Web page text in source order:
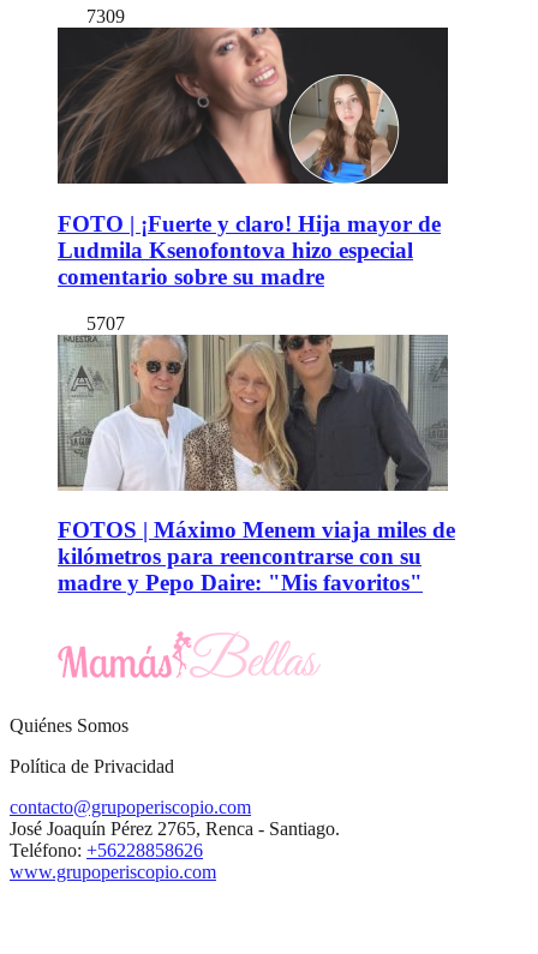
7309
FOTO | ¡Fuerte y claro! Hija mayor de
Ludmila Ksenofontova hizo especial
comentario sobre su madre
5707
FOTOS | Máximo Menem viaja miles de
kilómetros para reencontrarse con su
madre y Pepo Daire: "Mis favoritos"
Quiénes Somos
Política de Privacidad
contacto@grupoperiscopio.com
José Joaquín Pérez 2765, Renca - Santiago.
Teléfono: +56228858626
www.grupoperiscopio.com